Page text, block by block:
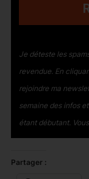
Je déteste les
revendue. En
rejoindre ma
semaine des infos
étant débutant.
Partager :